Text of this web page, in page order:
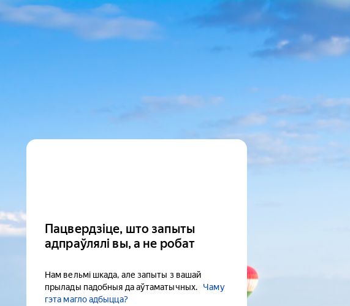
Пацвердзіце, што запыты
адпраўлялі вы, а не робат
Нам вельмі шкада, але запыты з вашай
прылады падобныя да аўтаматычных.
Чаму
гэта магло адбыцца?